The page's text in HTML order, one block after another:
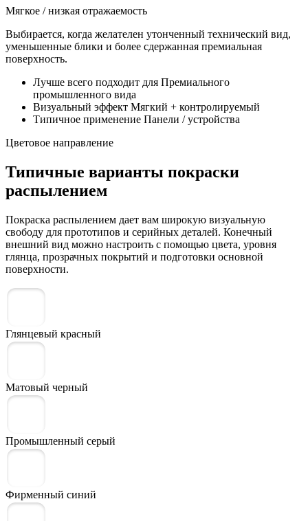
Мягкое / низкая отражаемость
Выбирается, когда желателен утонченный технический вид,
уменьшенные блики и более сдержанная премиальная
поверхность.
Лучше всего подходит для Премиального
промышленного вида
Визуальный эффект Мягкий + контролируемый
Типичное применение Панели / устройства
Цветовое направление
Типичные варианты покраски
распылением
Покраска распылением дает вам широкую визуальную
свободу для прототипов и серийных деталей. Конечный
внешний вид можно настроить с помощью цвета, уровня
глянца, прозрачных покрытий и подготовки основной
поверхности.
Глянцевый красный
Матовый черный
Промышленный серый
Фирменный синий